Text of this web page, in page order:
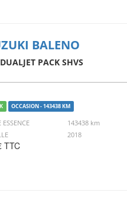
BALENO
PACK SHVS
OCCASION - 143438 KM
ESSENCE
143438 km
2018
TTC